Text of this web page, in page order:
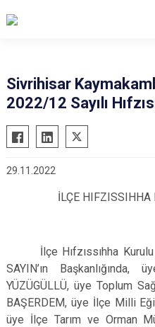
Alpu
Beylikova
Günyüzü
Mahmudiye
Sivrihisar
2022/12 Sayılı
29.11.2022
İLÇE HIFZISSIHHA
İlçe Hıfzıssıhha
SAYIN’ın
YÜZÜGÜLLÜ, üye Toplum
BAŞERDEM, üye İlçe Milli
üye İlçe Tarım ve Orman